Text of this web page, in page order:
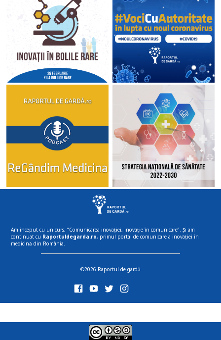
Am început cu un curs, “Comunicarea inovației, inovație în comunicare”. Și am
continuat cu Raportuldegarda.ro, primul portal de comunicare a inovației în
medicină din România.
©2026 Raportul de gardă